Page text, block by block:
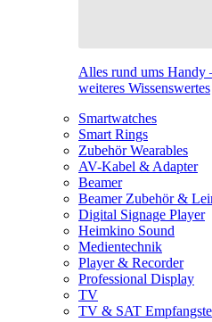
Alles rund ums Handy
weiteres Wissenswertes
Smartwatches
Smart Rings
Zubehör Wearables
AV-Kabel & Adapter
Beamer
Beamer Zubehör &
Digital Signage Player
Heimkino Sound
Medientechnik
Player & Recorder
Professional Display
TV
TV & SAT